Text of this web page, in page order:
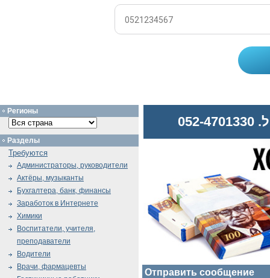
Отправить сообщение
Регионы
Разделы
Требуются
Администраторы, руководители
Актёры, музыканты
Бухгалтера, банк, финансы
Заработок в Интернете
Химики
Воспитатели, учителя,
преподаватели
Водители
Врачи, фармацевты